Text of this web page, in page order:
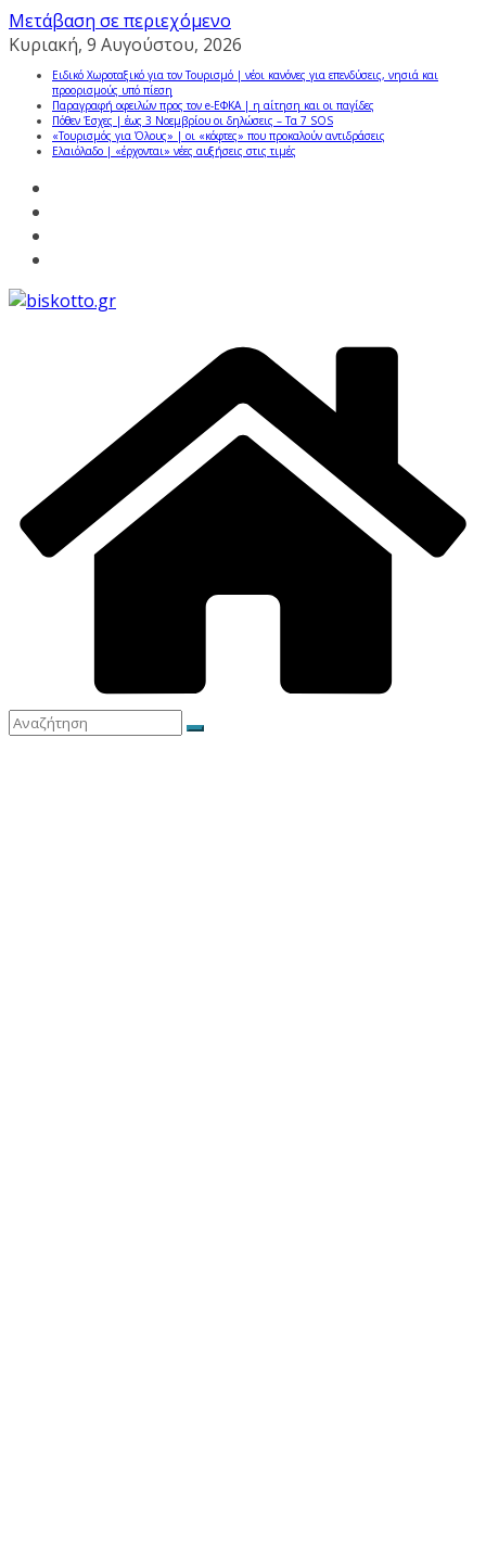
Μετάβαση σε περιεχόμενο
Κυριακή, 9 Αυγούστου, 2026
Ειδικό Χωροταξικό για τον Τουρισμό | νέοι κανόνες για επενδύσεις, νησιά και
προορισμούς υπό πίεση
Παραγραφή οφειλών προς τον e-ΕΦΚΑ | η αίτηση και οι παγίδες
Πόθεν Έσχες | έως 3 Νοεμβρίου οι δηλώσεις – Τα 7 SOS
«Τουρισμός για Όλους» | οι «κόφτες» που προκαλούν αντιδράσεις
Ελαιόλαδο | «έρχονται» νέες αυξήσεις στις τιμές